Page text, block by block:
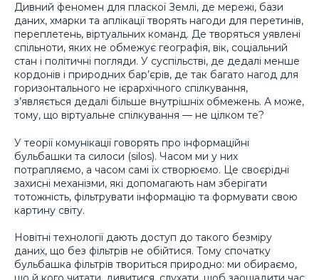
Дивний феномен для пласкої Землі, де мережі, бази
даних, хмарки та аплікації творять нагоди для перетинів,
переплетень, віртуальних команд. Де творяться уявлені
спільноти, яких не обмежує географія, вік, соціальний
стан і політичні погляди. У суспільстві, де дедалі менше
кордонів і природних бар’єрів, де так багато нагод для
горизонтального не ієрархічного спілкування,
з’являється дедалі більше внутрішніх обмежень. А може,
тому, що віртуальне спілкування — не цілком те?
У теорії комунікації говорять про інформаційні
бульбашки та силоси (silos). Часом ми у них
потрапляємо, а часом самі їх створюємо. Це своєрідні
захисні механізми, які допомагають нам зберігати
тотожність, фільтрувати інформацію та формувати свою
картину світу.
Новітні технології дають доступ до такого безміру
даних, що без фільтрів не обійтися. Тому спочатку
бульбашка фільтрів твориться природно: ми обираємо,